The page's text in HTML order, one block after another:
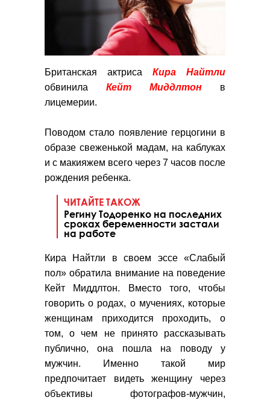
Британская актриса Кира Найтли
обвинила Кейт Миддлтон в
лицемерии.
Поводом стало появление герцогини в
образе свеженькой мадам, на каблуках
и с макияжем всего через 7 часов после
рождения ребенка.
ЧИТАЙТЕ ТАКОЖ
Регину Тодоренко на последних
сроках беременности застали
на работе
Кира Найтли в своем эссе «Слабый
пол» обратила внимание на поведение
Кейт Миддлтон.
Вместо того, чтобы
говорить о родах, о мучениях, которые
женщинам приходится проходить, о
том, о чем не принято рассказывать
публично, она пошла на поводу у
мужчин. Именно такой мир
предпочитает видеть женщину через
объективы фотографов-мужчин,